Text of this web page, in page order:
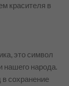
красителя в
это символ
нашего народа.
в сохранение